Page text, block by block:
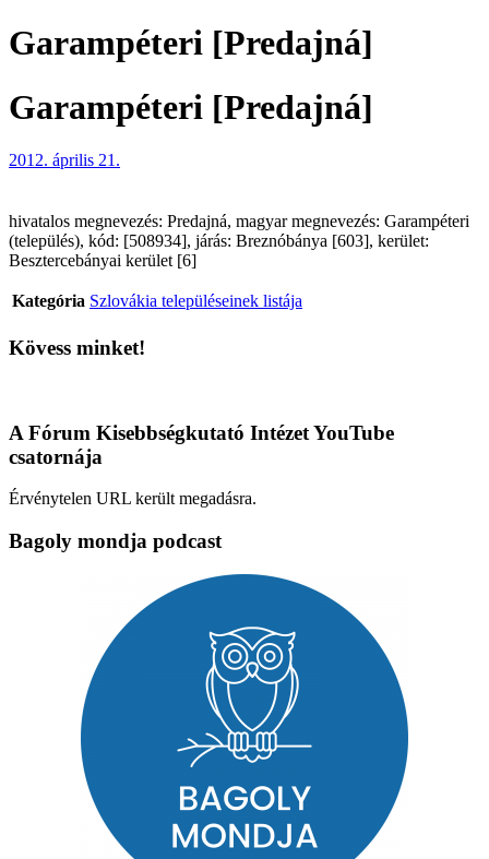
Garampéteri [Predajná]
Garampéteri [Predajná]
2012. április 21.
hivatalos megnevezés: Predajná, magyar megnevezés: Garampéteri
(település), kód: [508934], járás: Breznóbánya [603], kerület:
Besztercebányai kerület [6]
Kategória Szlovákia településeinek listája
Kövess minket!
A Fórum Kisebbségkutató Intézet YouTube
csatornája
Érvénytelen URL került megadásra.
Bagoly mondja podcast